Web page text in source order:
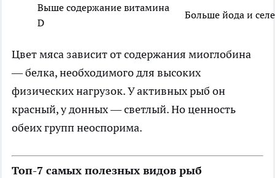
Выше содержание витамина
D
Больше йода и
Цвет мяса зависит от содержания миоглобина
— белка, необходимого для высоких
физических нагрузок. У активных рыб он
красный, у донных — светлый. Но ценность
обеих групп неоспорима.
Топ-7 самых полезных видов рыб